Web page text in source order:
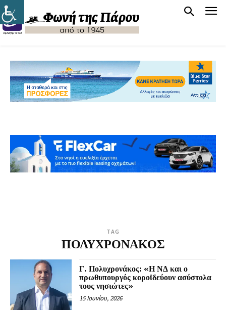
TAG
ΠΟΛΥΧΡΟΝΑΚΟΣ
Γ. Πολυχρονάκος: «Η ΝΔ και ο
πρωθυπουργός κοροϊδεύουν ασύστολα
τους νησιώτες»
15 Ιουνίου, 2026